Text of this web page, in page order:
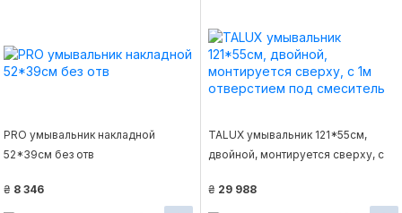
PRO умывальник накладной
52*39см без отв
₴ 8 346
TALUX умывальник 121*55см,
двойной, монтируется сверху, с
₴ 29 988